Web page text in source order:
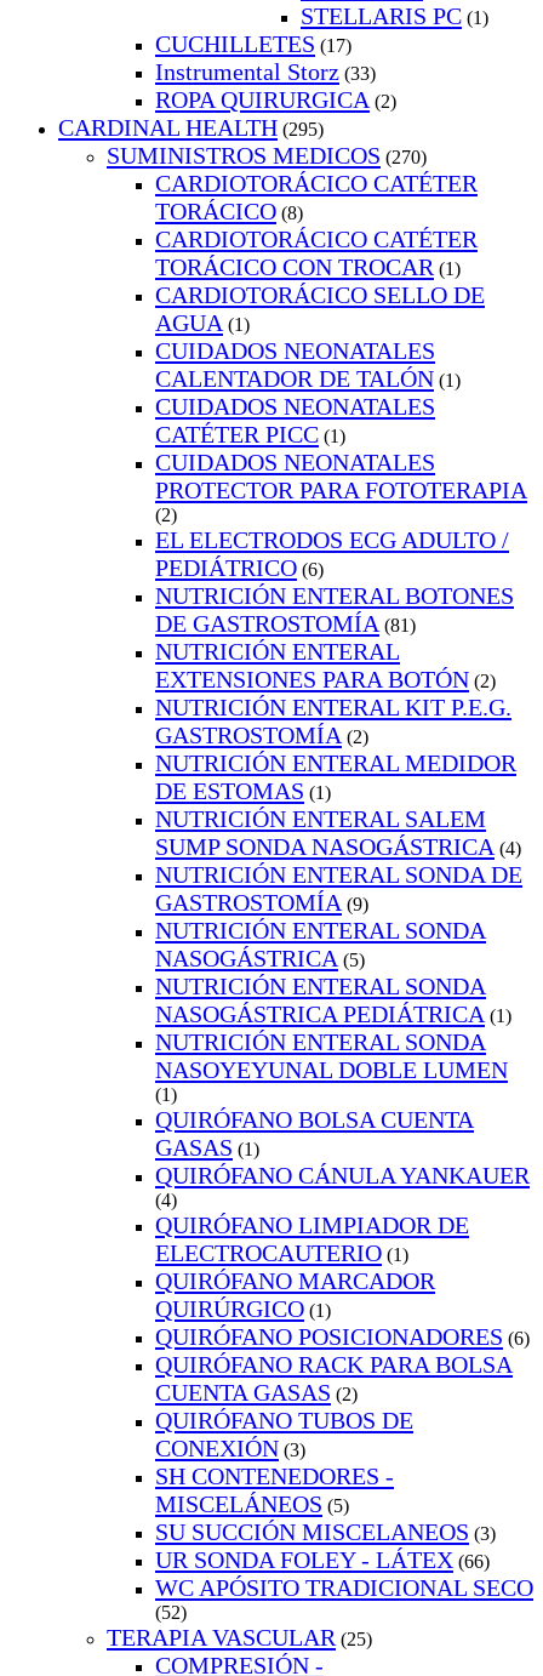
STELLARIS PC (1)
CUCHILLETES (17)
Instrumental Storz (33)
ROPA QUIRURGICA (2)
CARDINAL HEALTH (295)
SUMINISTROS MEDICOS (270)
CARDIOTORÁCICO CATÉTER
TORÁCICO (8)
CARDIOTORÁCICO CATÉTER
TORÁCICO CON TROCAR (1)
CARDIOTORÁCICO SELLO DE
AGUA (1)
CUIDADOS NEONATALES
CALENTADOR DE TALÓN (1)
CUIDADOS NEONATALES
CATÉTER PICC (1)
CUIDADOS NEONATALES
PROTECTOR PARA FOTOTERAPIA
(2)
EL ELECTRODOS ECG ADULTO /
PEDIÁTRICO (6)
NUTRICIÓN ENTERAL BOTONES
DE GASTROSTOMÍA (81)
NUTRICIÓN ENTERAL
EXTENSIONES PARA BOTÓN (2)
NUTRICIÓN ENTERAL KIT P.E.G.
GASTROSTOMÍA (2)
NUTRICIÓN ENTERAL MEDIDOR
DE ESTOMAS (1)
NUTRICIÓN ENTERAL SALEM
SUMP SONDA NASOGÁSTRICA (4)
NUTRICIÓN ENTERAL SONDA DE
GASTROSTOMÍA (9)
NUTRICIÓN ENTERAL SONDA
NASOGÁSTRICA (5)
NUTRICIÓN ENTERAL SONDA
NASOGÁSTRICA PEDIÁTRICA (1)
NUTRICIÓN ENTERAL SONDA
NASOYEYUNAL DOBLE LUMEN
(1)
QUIRÓFANO BOLSA CUENTA
GASAS (1)
QUIRÓFANO CÁNULA YANKAUER
(4)
QUIRÓFANO LIMPIADOR DE
ELECTROCAUTERIO (1)
QUIRÓFANO MARCADOR
QUIRÚRGICO (1)
QUIRÓFANO POSICIONADORES (6)
QUIRÓFANO RACK PARA BOLSA
CUENTA GASAS (2)
QUIRÓFANO TUBOS DE
CONEXIÓN (3)
SH CONTENEDORES -
MISCELÁNEOS (5)
SU SUCCIÓN MISCELANEOS (3)
UR SONDA FOLEY - LÁTEX (66)
WC APÓSITO TRADICIONAL SECO
(52)
TERAPIA VASCULAR (25)
COMPRESIÓN -